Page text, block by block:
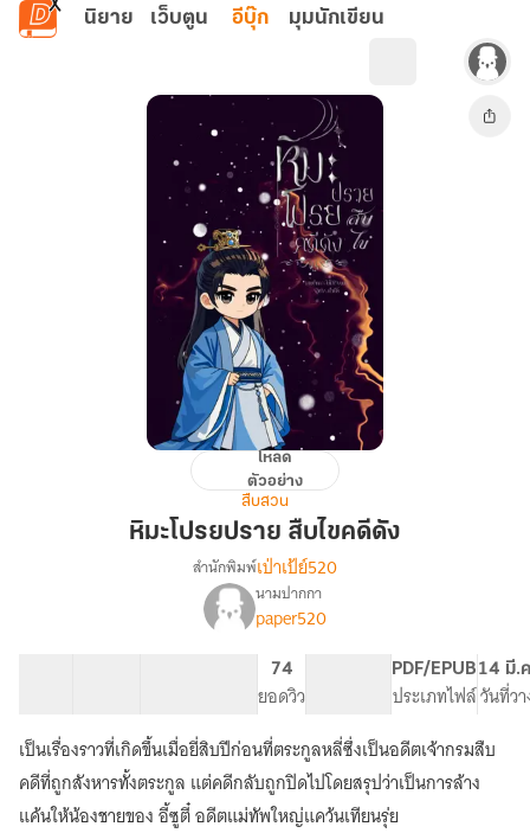
ข้ามไปยังเนื้อหาหลัก
นิยาย เว็บตูน อีบุ๊ก มุมนักเขียน
โปรยปราย
สืบ
โหลด
ตัวอย่าง
สืบสวน
หิมะโปรยปราย สืบไขคดีดัง
เรื่อง
หิมะ
โปรยปราย
สืบ
ไข
ดัง
มีe-
book
สำนักพิมพ์เป่าเป้ย์520
นามปากกา
paper520
74
ยอดวิว
PDF/EPUB
ประเภทไฟล์
14 มี.
วันที่ว
เป็นเรื่องราวที่เกิดขึ้นเมื่อยี่สิบปีก่อนที่ตระกูลหลี่ซึ่งเป็นอดีตเจ้ากรมสืบ
คดีที่ถูกสังหารทั้งตระกูล แต่คดีกลับถูกปิดไปโดยสรุปว่าเป็นการล้าง
แค้นให้น้องชายของ อี้ซูตี๋ อดีตแม่ทัพใหญ่แคว้นเทียนรุ่ย